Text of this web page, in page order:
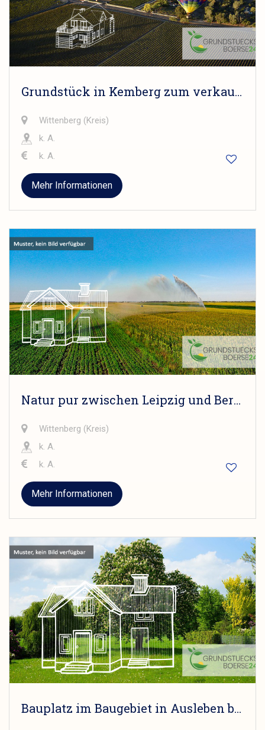
Grundstück in Kemberg zum verkaufen
Wittenberg (Kreis)
k. A.
k. A.
Mehr Informationen
Natur pur zwischen Leipzig und Berlin: Weitläufiges Grundstück mit Altbestand in Annaburg-Lebien
Wittenberg (Kreis)
k. A.
k. A.
Mehr Informationen
Bauplatz im Baugebiet in Ausleben bei Helmstedt/Oschersleben